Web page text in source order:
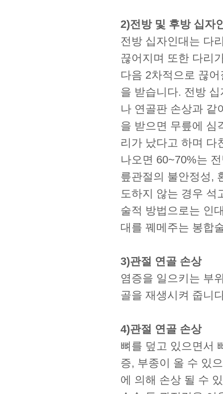
2)전방 및 후방 십자
전방 십자인대는 다
끊어지며 또한 다리
다음 2차적으로 끊
을 받습니다. 전방
나 연골판 손상과 같
을 받으면 무릎에 심
리가 났다고 하며 다
나오면 60~70%는
릎관절의 불안정성,
도하지 않는 경우 석
술적 방법으로는 인
대를 꿰메주는 봉합
3)관절 연골 손상
염증을 일으키는 부
골을 재생시켜 줍니
4)관절 연골 손상
뼈를 덮고 있으면서
증, 부종이 올 수 있
에 의해 손상 될 수